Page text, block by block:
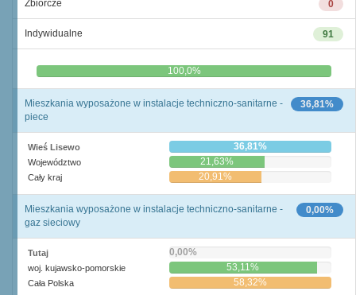
0
Zbiorcze
91
Indywidualne
0,0% 100,0%
36,81%
Mieszkania wyposażone w instalacje techniczno-sanitarne -
piece
Wieś Lisewo 36,81%
Województwo 21,63%
Cały kraj 20,91%
0,00%
Mieszkania wyposażone w instalacje techniczno-sanitarne -
gaz sieciowy
Tutaj 0,00%
woj. kujawsko-pomorskie 53,11%
Cała Polska 58,32%